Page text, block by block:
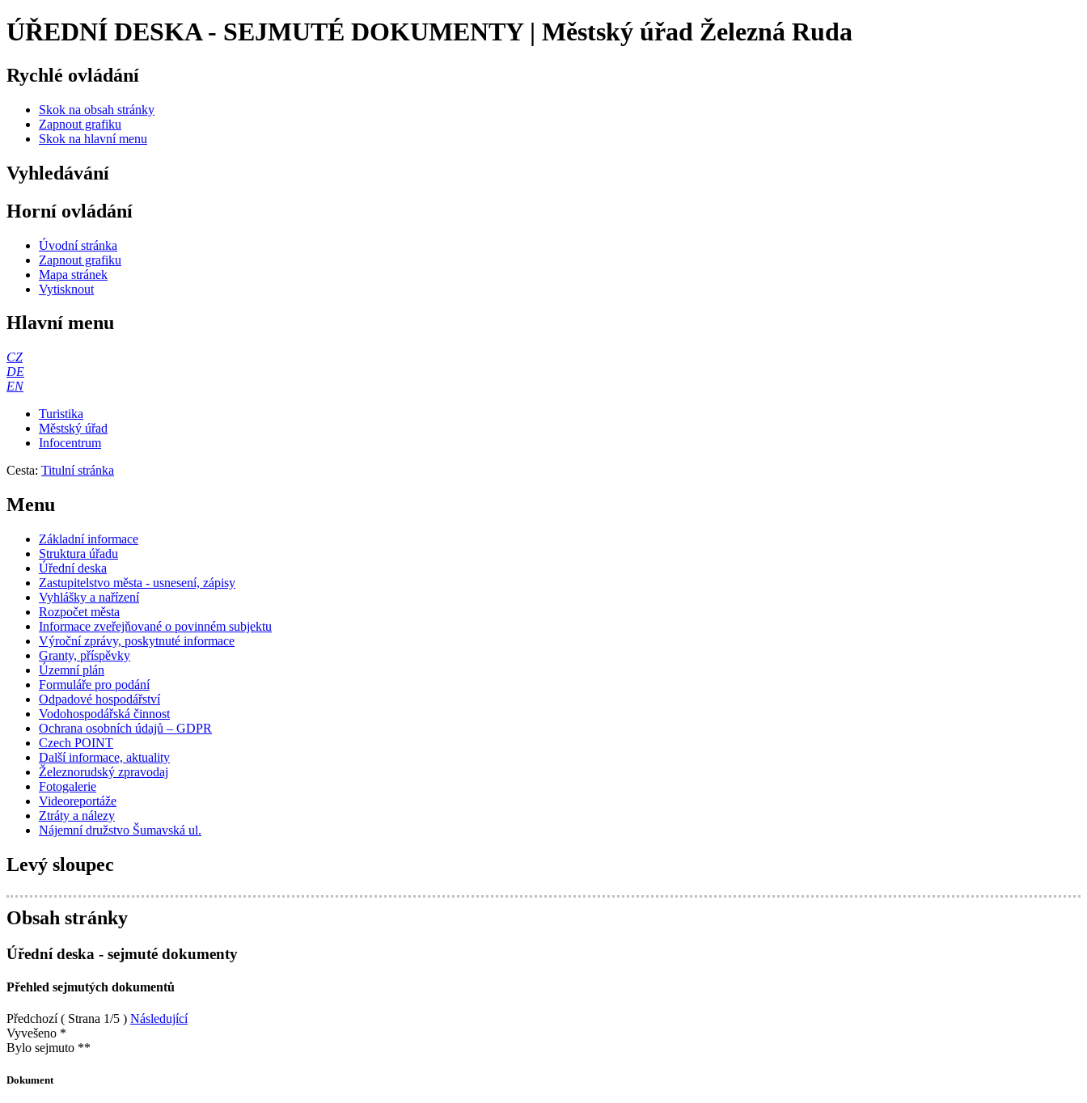
ÚŘEDNÍ DESKA - SEJMUTÉ DOKUMENTY | Městský úřad Železná Ruda
Rychlé ovládání
Skok na obsah stránky
Zapnout grafiku
Skok na hlavní menu
Vyhledávání
Horní ovládání
Úvodní stránka
Zapnout grafiku
Mapa stránek
Vytisknout
Hlavní menu
CZ
DE
EN
Turistika
Městský úřad
Infocentrum
Cesta: Titulní stránka
Menu
Základní informace
Struktura úřadu
Úřední deska
Zastupitelstvo města - usnesení, zápisy
Vyhlášky a nařízení
Rozpočet města
Informace zveřejňované o povinném subjektu
Výroční zprávy, poskytnuté informace
Granty, příspěvky
Územní plán
Formuláře pro podání
Odpadové hospodářství
Vodohospodářská činnost
Ochrana osobních údajů – GDPR
Czech POINT
Další informace, aktuality
Železnorudský zpravodaj
Fotogalerie
Videoreportáže
Ztráty a nálezy
Nájemní družstvo Šumavská ul.
Levý sloupec
Obsah stránky
Úřední deska - sejmuté dokumenty
Přehled sejmutých dokumentů
Předchozí ( Strana 1/5 ) Následující
Vyvešeno *
Bylo sejmuto **
Dokument